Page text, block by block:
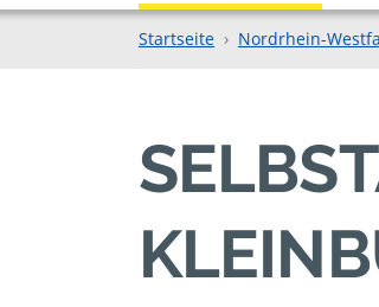
Startseite Nordrhein-